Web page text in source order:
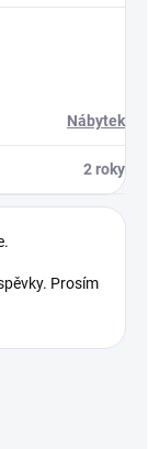
Nábytek
2 roky
Prosím